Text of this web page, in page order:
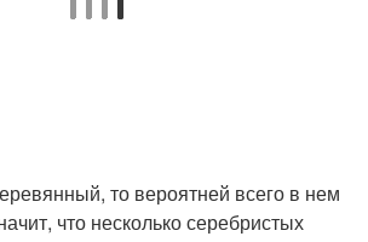
то вероятней всего в нем
что несколько серебристых